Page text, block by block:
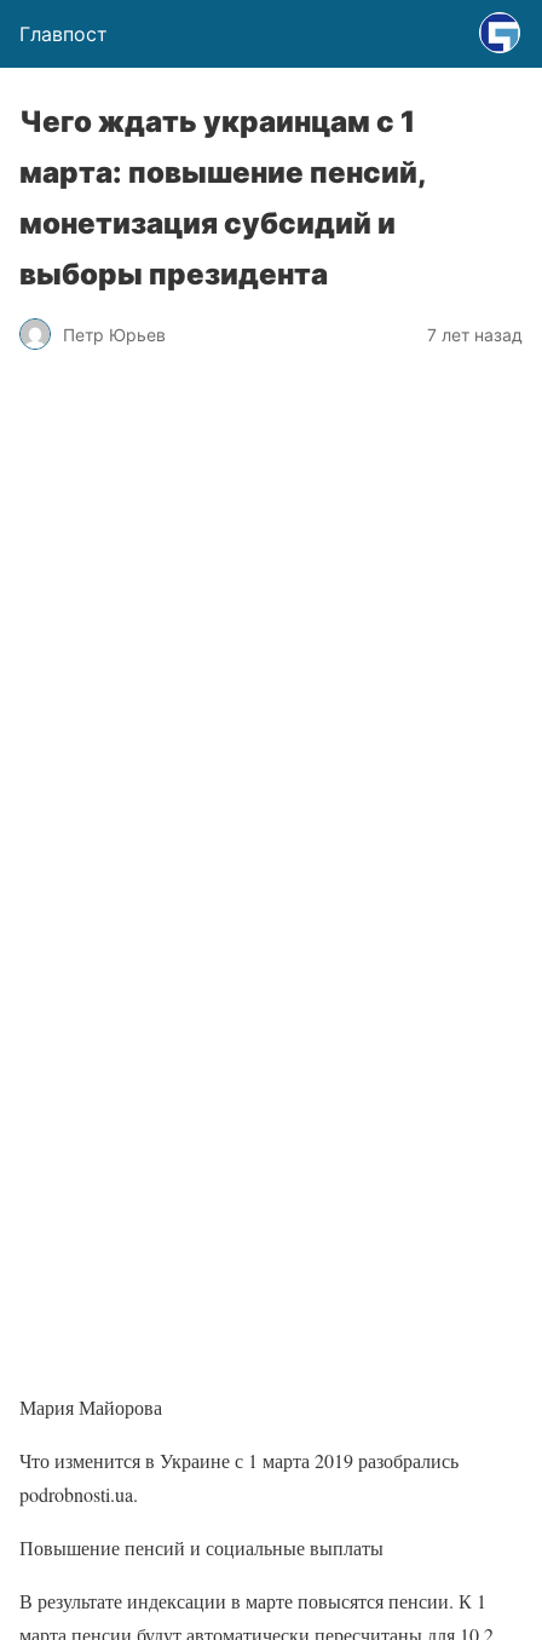
Главпост
Чего ждать украинцам с 1
марта: повышение пенсий,
монетизация субсидий и
выборы президента
Петр Юрьев 7 лет назад
Мария Майорова
Что изменится в Украине с 1 марта 2019 разобрались
podrobnosti.ua.
Повышение пенсий и социальные выплаты
В результате индексации в марте повысятся пенсии. К 1
марта пенсии будут автоматически пересчитаны для 10,2